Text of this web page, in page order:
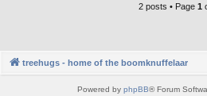
2 posts • Page 1
treehugs - home of the boomknuffelaar
Powered by phpBB® Forum